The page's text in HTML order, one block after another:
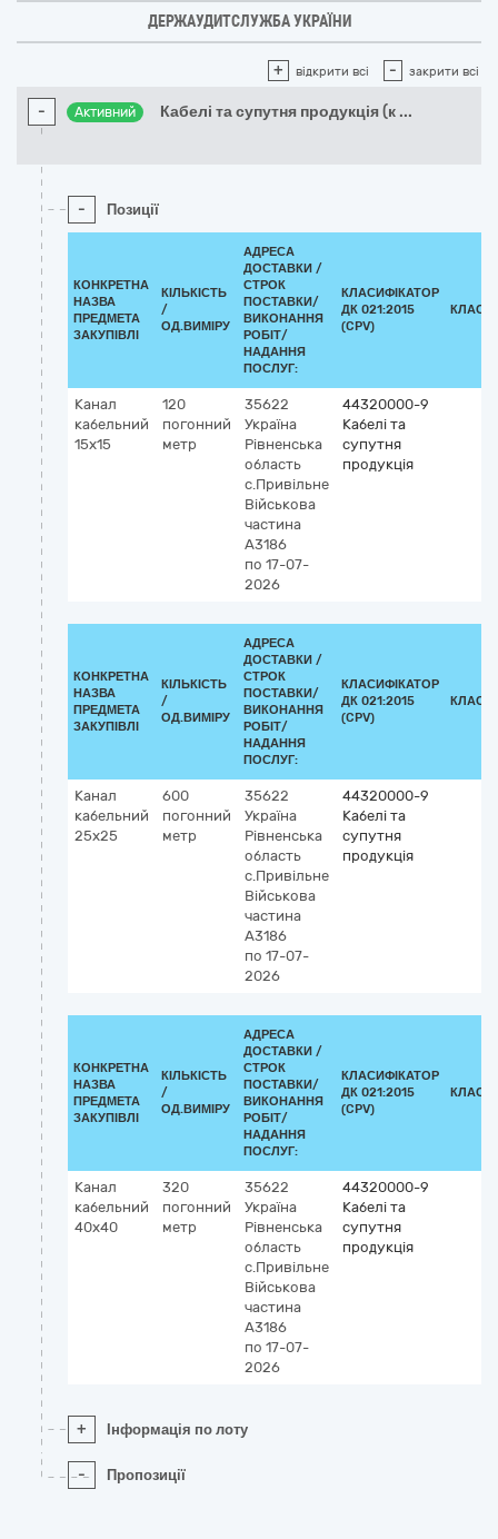
ДЕРЖАУДИТСЛУЖБА УКРАЇНИ
+ відкрити всі - закрити всі
- Активний Кабелі та супутня продукція (к ...
- Позиції
КОНКРЕТНА
НАЗВА
ПРЕДМЕТА
ЗАКУПІВЛІ
КІЛЬКІСТЬ
/
ОД.ВИМІРУ
АДРЕСА
ДОСТАВКИ /
СТРОК
ПОСТАВКИ/
ВИКОНАННЯ
РОБІТ/
НАДАННЯ
ПОСЛУГ:
КЛАСИФІКАТОР
ДК 021:2015
(CPV)
Канал
кабельний
15x15
120
погонний
метр
35622
Україна
Рівненська
область
с.Привільне
Військова
частина
А3186
по 17-07-
2026
44320000-9
Кабелі та
супутня
продукція
КОНКРЕТНА
НАЗВА
ПРЕДМЕТА
ЗАКУПІВЛІ
КІЛЬКІСТЬ
/
ОД.ВИМІРУ
АДРЕСА
ДОСТАВКИ /
СТРОК
ПОСТАВКИ/
ВИКОНАННЯ
РОБІТ/
НАДАННЯ
ПОСЛУГ:
КЛАСИФІКАТОР
ДК 021:2015
(CPV)
Канал
кабельний
25x25
600
погонний
метр
35622
Україна
Рівненська
область
с.Привільне
Військова
частина
А3186
по 17-07-
2026
44320000-9
Кабелі та
супутня
продукція
КОНКРЕТНА
НАЗВА
ПРЕДМЕТА
ЗАКУПІВЛІ
КІЛЬКІСТЬ
/
ОД.ВИМІРУ
АДРЕСА
ДОСТАВКИ /
СТРОК
ПОСТАВКИ/
ВИКОНАННЯ
РОБІТ/
НАДАННЯ
ПОСЛУГ:
КЛАСИФІКАТОР
ДК 021:2015
(CPV)
Канал
кабельний
40x40
320
погонний
метр
35622
Україна
Рівненська
область
с.Привільне
Військова
частина
А3186
по 17-07-
2026
44320000-9
Кабелі та
супутня
продукція
+ Інформація по лоту
- Пропозиції